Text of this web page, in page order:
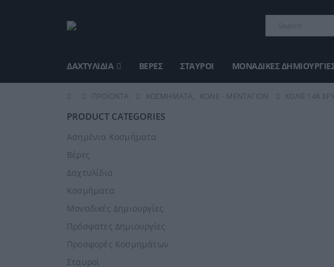
ΔΑΧΤΥΛΊΔΙΑ ΒΈΡΕΣ ΣΤΑΥΡΟΊ ΜΟΝΑΔΙΚΈΣ
ΠΡΟΪΌΝΤΑ ΚΟΣΜΉΜΑΤΑ, ΚΟΛΙΈ - ΜΕΝΤΑΓΙΌΝ ΚΟΛΙΈ 14Κ
PRODUCT CATEGORIES
Ασημένια Κοσμήματα
Βέρες
Δαχτυλίδια
Κοσμήματα
Μοναδικές Δημιουργίες
Πρόσφατες Δημιουργίες
Προσφορές Κοσμημάτων
Σταυροί